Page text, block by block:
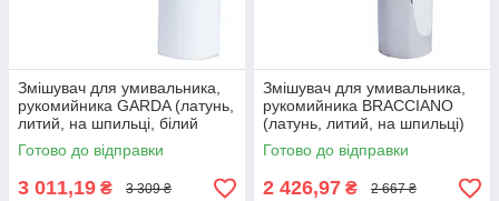
Змішувач для умивальника,
рукомийника GARDA (латунь,
литий, на шпильці, білий
колір) для раковини ТМ
CORSO
Готово до відправки
3 011,19 ₴ 3 309 ₴
Змішувач для умивальника,
рукомийника BRACCIANO
(латунь, литий, на шпильці)
для раковини ТМ CORSO
Готово до відправки
2 426,97 ₴ 2 667 ₴